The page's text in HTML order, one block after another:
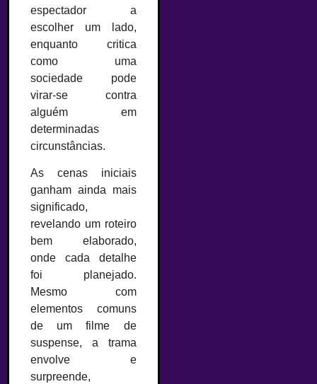
espectador a
escolher um lado,
enquanto critica
como uma
sociedade pode
virar-se contra
alguém em
determinadas
circunstâncias.
As cenas iniciais
ganham ainda mais
significado,
revelando um roteiro
bem elaborado,
onde cada detalhe
foi planejado.
Mesmo com
elementos comuns
de um filme de
suspense, a trama
envolve e
surpreende,